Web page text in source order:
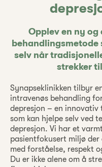
Opplev en ny
behandlingsmetode
selv når
strekker
Synapseklinikken tilbyr
intravenøs behandling
depresjon – en
som kan hjelpe selv ved
depresjon. Vi har et
pasientfokusert miljø
med forståelse, respekt
Du er ikke alene om å